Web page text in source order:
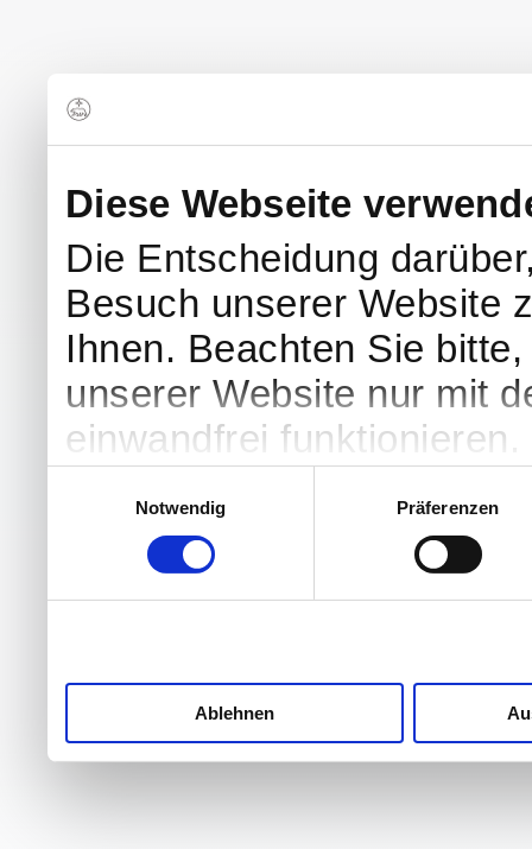
Diese Webseite
Die Entscheidung
Besuch unserer Website
Ihnen. Beachten Sie
unserer Website nur mit
einwandfrei funktionieren.
Notwendig
Präferenzen
Ablehnen